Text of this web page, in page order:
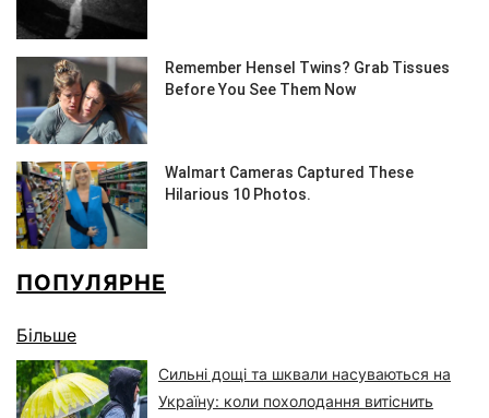
ПОПУЛЯРНЕ
Більше
Сильні дощі та шквали насуваються на
Україну: коли похолодання витіснить